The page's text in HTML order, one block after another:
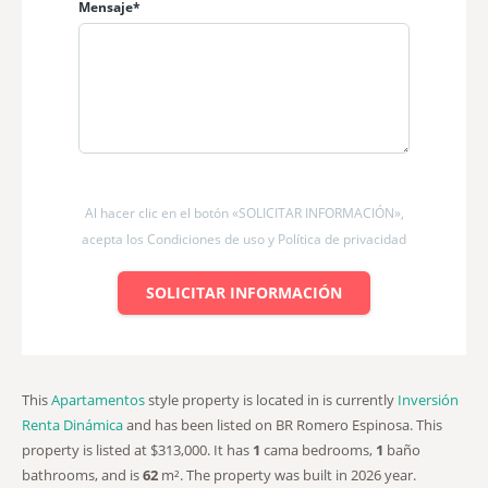
✔ alquileres tipo Airbnb
ubicación estratégica
diseño exclusivo
alta demanda turística
concepto cultural único
Panamá.
Agenda Tu Presentación Privada
Descubre un proyecto diferente, con historia, diseño y visión
Mensaje*
Al hacer clic en el botón «SOLICITAR INFORMACIÓN»,
acepta los Condiciones de uso y Política de privacidad
SOLICITAR INFORMACIÓN
ThisApartamentosstyle property is located in is currently Inversión
Renta Dinámicaand has been listed on BR Romero Espinosa. This
property is listed at $313,000. It has 1 cama bedrooms, 1 baño
bathrooms, and is62 m². The property was built in 2026 year.